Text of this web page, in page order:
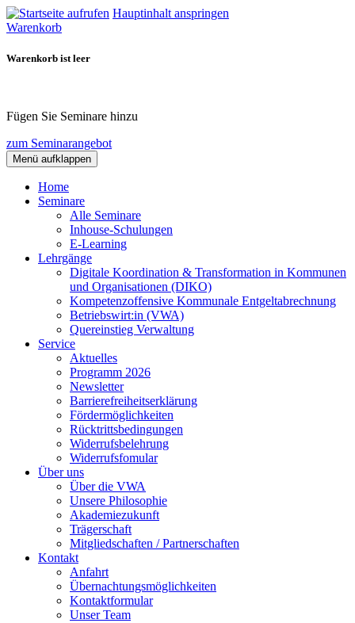
Hauptinhalt anspringen
Warenkorb
Warenkorb ist leer
Fügen Sie Seminare hinzu
zum Seminarangebot
Menü aufklappen
Home
Seminare
Alle Seminare
Inhouse-Schulungen
E-Learning
Lehrgänge
Digitale Koordination & Transformation in Kommunen
und Organisationen (DIKO)
Kompetenzoffensive Kommunale Entgeltabrechnung
Betriebswirt:in (VWA)
Quereinstieg Verwaltung
Service
Aktuelles
Programm 2026
Newsletter
Barrierefreiheitserklärung
Fördermöglichkeiten
Rücktrittsbedingungen
Widerrufsbelehrung
Widerrufsfomular
Über uns
Über die VWA
Unsere Philosophie
Akademiezukunft
Trägerschaft
Mitgliedschaften / Partnerschaften
Kontakt
Anfahrt
Übernachtungsmöglichkeiten
Kontaktformular
Unser Team